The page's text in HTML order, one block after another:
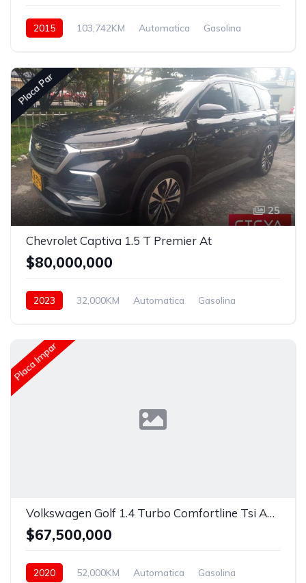
2015 103,742KM Automatica
Gasolina
Placa Par
25
Chevrolet Captiva 1.5 T Premier At
$80,000,000
2023 32,000KM Automatica
Gasolina
Placa Impar
Volkswagen Golf 1.4 Turbo Comfortline Tsi Automatico.
$67,500,000
2020 52,000KM Automatica
Gasolina